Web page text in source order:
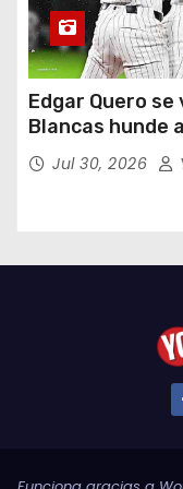
Edgar Quero
Blancas hunde
en doce
Jul 30, 2026